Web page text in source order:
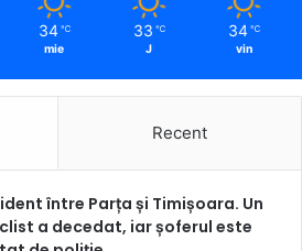
34 ℃
mie
33 ℃
J
34 ℃
vin
Recent
între Parța și Timișoara. Un
a decedat, iar șoferul este